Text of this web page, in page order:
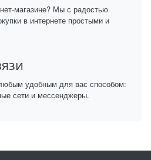
магазине? Мы с радостью
в интернете простыми и
удобным для вас способом:
сети и мессенджеры.